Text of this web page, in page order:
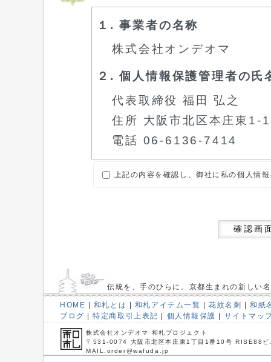
上記の内容を確認し、御社に私の個人情
確認画
伝統を、手のひらに。京都生まれの新しい
HOME | 和札とは | 和札アイテム一覧 | 花紋名刺 | 和紙
ブログ | 特定商取引上表記 | 個人情報保護 | サイトマッ
株式会社オンデオマ 和札プロジェクト
〒531-0074 大阪市北区本庄東1丁目1番10号 RISE88ビ
MAIL.order@wafuda.jp